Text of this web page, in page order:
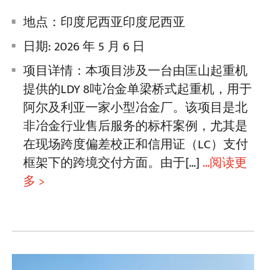
地点：印度尼西亚印度尼西亚
日期: 2026 年 5 月 6 日
项目详情：本项目涉及一台由匡山起重机
提供的LDY 8吨冶金单梁桥式起重机，用于
阿尔及利亚一家小型冶金厂。该项目是北
非冶金行业售后服务的标杆案例，尤其是
在现场跨度偏差校正和信用证（LC）支付
框架下的跨境交付方面。由于[…] ...阅读更
多 >